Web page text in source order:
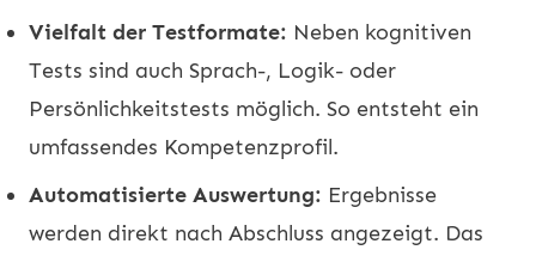
Vielfalt der Testformate: Neben kognitiven
Tests sind auch Sprach-, Logik- oder
Persönlichkeitstests möglich. So entsteht ein
umfassendes Kompetenzprofil.
Automatisierte Auswertung: Ergebnisse
werden direkt nach Abschluss angezeigt. Das